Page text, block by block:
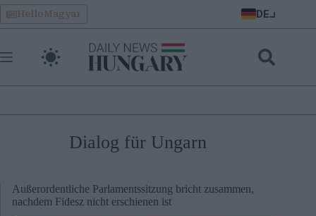
Skip
to
content
HelloMagyar DE
Dialog für Ungarn
Außerordentliche Parlamentssitzung bricht zusammen,
nachdem Fidesz nicht erschienen ist